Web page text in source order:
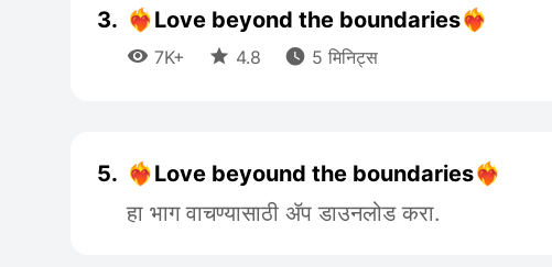
3. ❤️‍🔥Love beyond the boundaries❤️‍🔥
 7K+  4.8  5 मिनिट्स
5. ❤️‍🔥Love beyound the boundaries❤️‍🔥
हा भाग वाचण्यासाठी ॲप डाउनलोड करा.